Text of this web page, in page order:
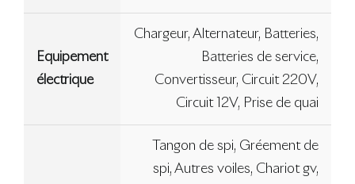
Equipement
électrique
Chargeur, Alternateur, Batteries,
Batteries de service,
Convertisseur, Circuit 220V,
Circuit 12V, Prise de quai
Tangon de spi, Gréement de
spi, Autres voiles, Chariot gv,